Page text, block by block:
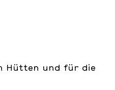
Hütten und für die